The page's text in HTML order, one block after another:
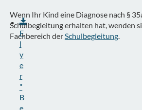
F
l
y
e
r
"
B
e
Wenn Ihr Kind eine Diagnose nach §
Schulbegleitung erhalten hat, wenden
Fachbereich derSchulbegleitung.